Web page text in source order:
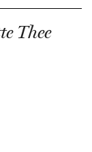
Thee